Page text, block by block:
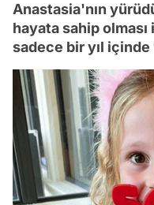
Anastasia'nın
hayata sahip
sadece bir yıl